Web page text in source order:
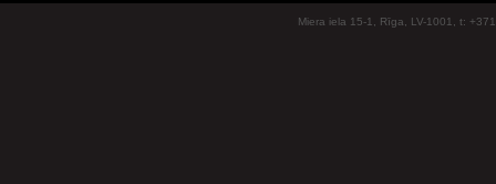
Miera iela 15-1, Rīga, LV-1001, t: